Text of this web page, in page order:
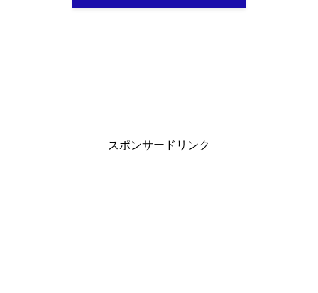
スポンサードリンク